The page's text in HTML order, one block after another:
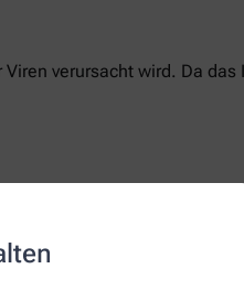
verursacht wird. Da das
sofort mit einem
in Körperteilen mit
Kopf mit dem Gehirn.